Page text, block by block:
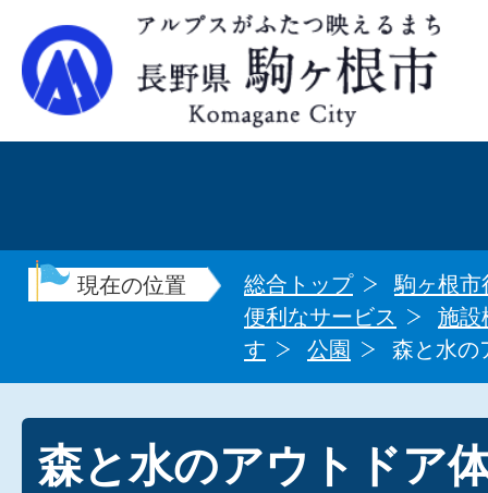
現在の位置 総合トップ
駒ヶ根市
便利なサービス
施設
す
公園 森と水の
森と水のアウトドア